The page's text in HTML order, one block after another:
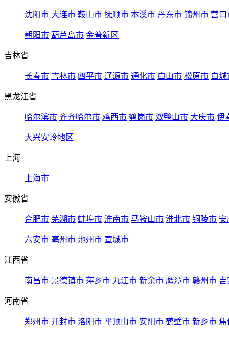
沈阳市 大连市 鞍山市 抚顺市 本溪市 丹东市 锦州市 营口
朝阳市 葫芦岛市 金普新区
吉林省
长春市 吉林市 四平市 辽源市 通化市 白山市 松原市 白城
黑龙江省
哈尔滨市 齐齐哈尔市 鸡西市 鹤岗市 双鸭山市 大庆市 伊
大兴安岭地区
上海
上海市
安徽省
合肥市 芜湖市 蚌埠市 淮南市 马鞍山市 淮北市 铜陵市 安
六安市 亳州市 池州市 宣城市
江西省
南昌市 景德镇市 萍乡市 九江市 新余市 鹰潭市 赣州市 吉
河南省
郑州市 开封市 洛阳市 平顶山市 安阳市 鹤壁市 新乡市 焦